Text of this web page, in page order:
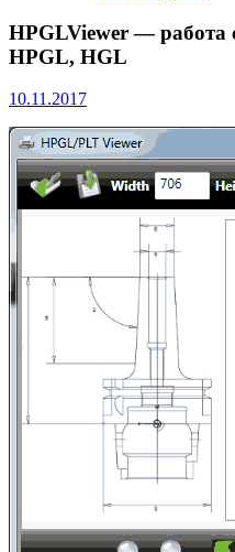
HPGLViewer — работа
HPGL, HGL
10.11.2017